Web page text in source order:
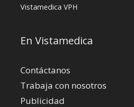
Vistamedica VPH
En Vistamedica
Contáctanos
Trabaja con nosotros
Publicidad